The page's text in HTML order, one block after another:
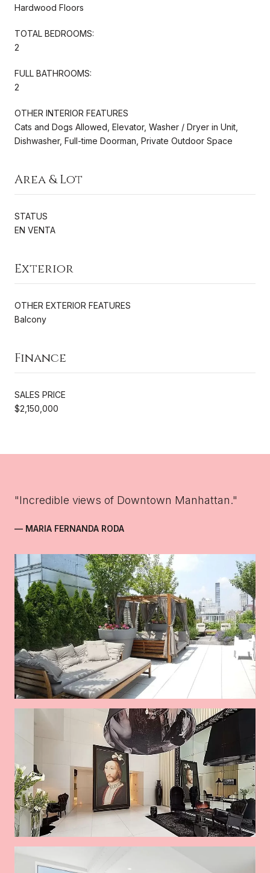
Hardwood Floors
TOTAL BEDROOMS:
2
FULL BATHROOMS:
2
OTHER INTERIOR FEATURES
Cats and Dogs Allowed, Elevator, Washer / Dryer in Unit,
Dishwasher, Full-time Doorman, Private Outdoor Space
Area & Lot
STATUS
EN VENTA
Exterior
OTHER EXTERIOR FEATURES
Balcony
Finance
SALES PRICE
$2,150,000
"Incredible views of Downtown Manhattan."
— MARIA FERNANDA RODA